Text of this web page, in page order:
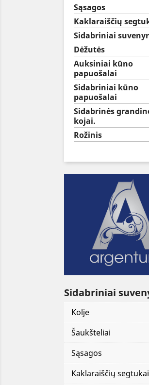
Sąsagos
Kaklaraiščių
Sidabriniai
Dėžutės
Auksiniai kūno
papuošalai
Sidabriniai kūno
papuošalai
Sidabrinės
kojai.
Rožinis
Sidabriniai
Kolje
Šaukšteliai
Sąsagos
Kaklaraiščių segtukai